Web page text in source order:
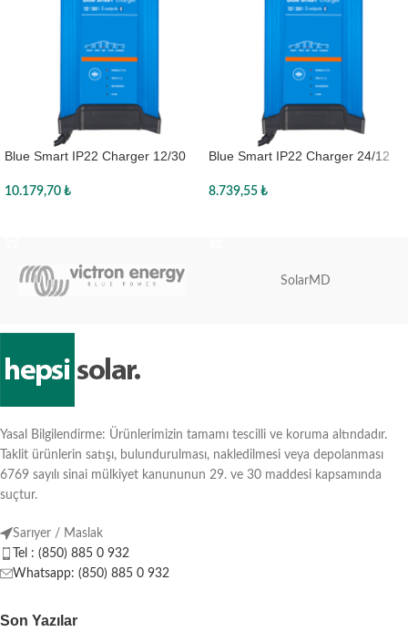
Blue Smart IP22 Charger 12/30
10.179,70 ₺
Blue Smart IP22 Charger 24/12
8.739,55 ₺
SolarMD
Yasal Bilgilendirme: Ürünlerimizin tamamı tescilli ve koruma altındadır.
Taklit ürünlerin satışı, bulundurulması, nakledilmesi veya depolanması
6769 sayılı sinai mülkiyet kanununun 29. ve 30 maddesi kapsamında
suçtur.
Sarıyer / Maslak
Tel : (850) 885 0 932
Whatsapp: (850) 885 0 932
Son Yazılar